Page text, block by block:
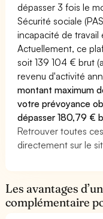
dépasser 3 fois le
Sécurité sociale
incapacité de
Actuellement, ce
soit 139 104 € brut
revenu d'activité
montant maximum
votre prévoyance
dépasser 180,79 €
Retrouver toutes
directement sur le
Les avantages
complémentaire